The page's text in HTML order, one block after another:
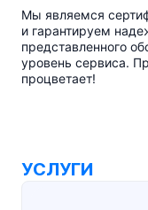
Мы являемся
и гарантируем
представленного
уровень сервиса.
процветает!
УСЛУГИ